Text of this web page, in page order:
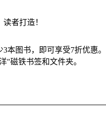
读者打造！
本图书，即可享受7折优惠。
"磁铁书签和文件夹。